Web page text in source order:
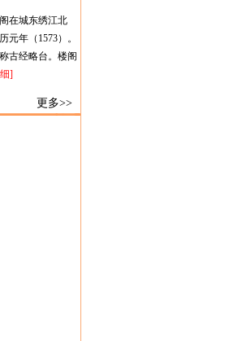
在城东绣江北
元年（1573）。
古经略台。楼阁
]
更多>>